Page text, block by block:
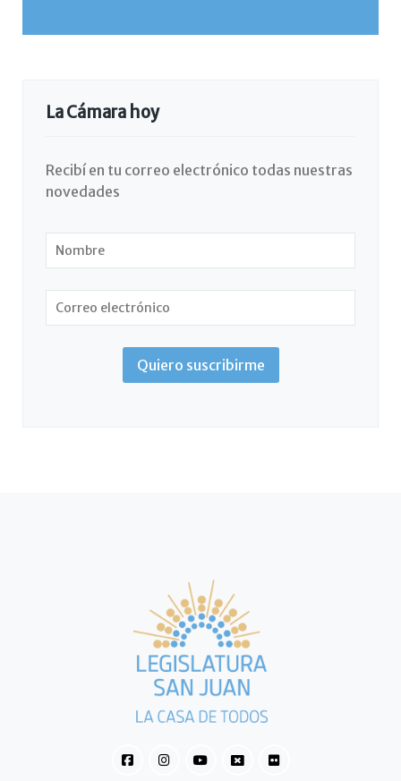
La Cámara hoy
Recibí en tu correo electrónico todas nuestras
novedades